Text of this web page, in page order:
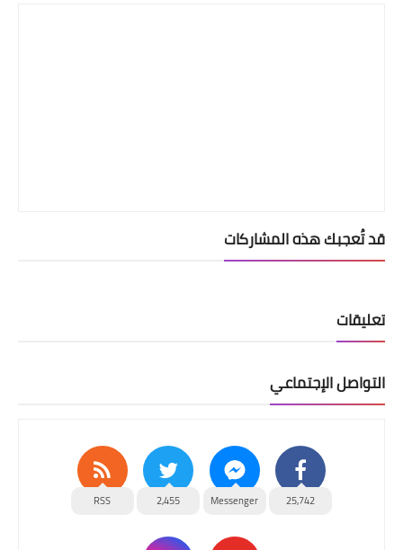
قد تُعجبك هذه المشاركات
تعليقات
التواصل الإجتماعي
25,742
Messenger
2,455
RSS